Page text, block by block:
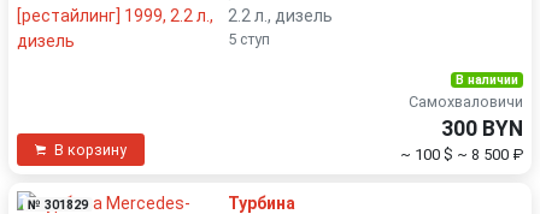
2.2 л., дизель
5 ступ
В корзину
В наличии
Самохваловичи
300 BYN
~ 100 $ ~ 8 500 ₽
№ 301829
Турбина